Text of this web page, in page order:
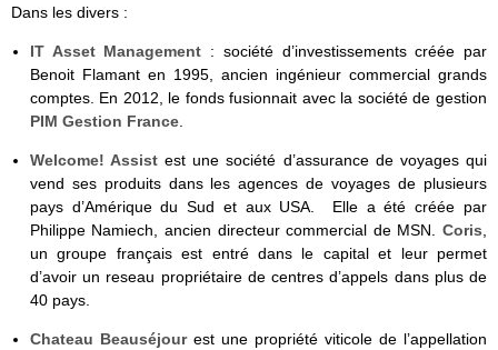
Dans les divers :
IT Asset Management : société d’investissements créée par
Benoit Flamant en 1995, ancien ingénieur commercial grands
comptes. En 2012, le fonds fusionnait avec la société de gestion
PIM Gestion France.
Welcome! Assist est une société d’assurance de voyages qui
vend ses produits dans les agences de voyages de plusieurs
pays d’Amérique du Sud et aux USA. Elle a été créée par
Philippe Namiech, ancien directeur commercial de MSN. Coris,
un groupe français est entré dans le capital et leur permet
d’avoir un reseau propriétaire de centres d’appels dans plus de
40 pays.
Chateau Beauséjourest une propriété viticole de l’appellation